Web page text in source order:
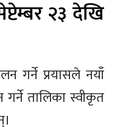
२३ देखि
गर्ने प्रयासले नयाँ
तालिका स्वीकृत